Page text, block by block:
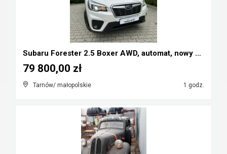
Subaru Forester 2.5 Boxer AWD, automat, nowy model...
Tarnów/ małopolskie 1 godz.
79 800,00 zł